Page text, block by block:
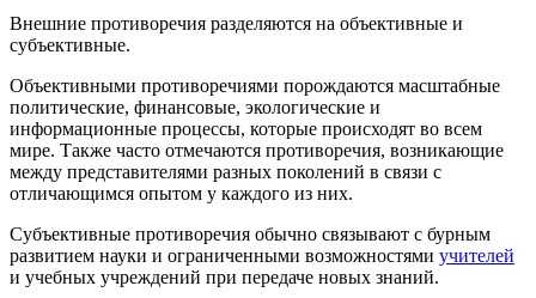
Внешние противоречия разделяются на объективные и
субъективные.
Объективными противоречиями порождаются масштабные
политические, финансовые, экологические и
информационные процессы, которые происходят во всем
мире. Также часто отмечаются противоречия, возникающие
между представителями разных поколений в связи с
отличающимся опытом у каждого из них.
Субъективные противоречия обычно связывают с бурным
развитием науки и ограниченными возможностями учителей
и учебных учреждений при передаче новых знаний.